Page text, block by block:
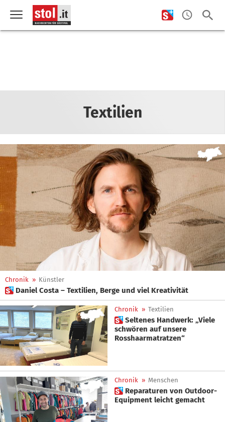
Textilien
Chronik » Künstler
 Daniel Costa – Textilien, Berge und viel Kreativität
Chronik » Textilien
 Seltenes Handwerk: „Viele
schwören auf unsere
Rosshaarmatratzen“
Chronik » Menschen
 Reparaturen von Outdoor-
Equipment leicht gemacht